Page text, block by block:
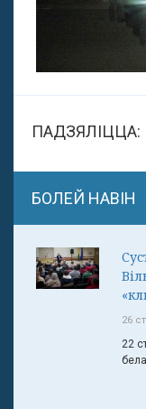
ПАДЗЯЛІЦЦА:
БОЛЕЙ НАВІН
26
22